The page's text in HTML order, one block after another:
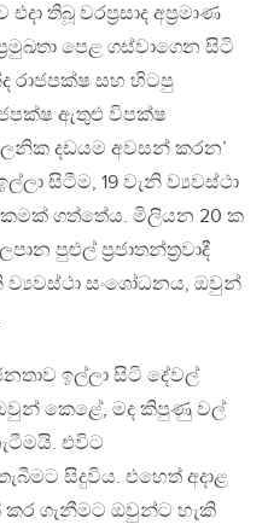
තිබූ වරප‍්‍රසාද අප‍්‍රමාණ
පෙළ ගස්වාගෙන සිටි
රාජපක්ෂ සහ හිටපු
ඇතුළු විපක්ෂ
දඩයම අවසන් කරන’
සිටීම, 19 වැනි ව්‍යවස්ථා
ගත්තේය. මිලියන 20 ක
පුළුල් ප‍්‍රජාතන්ත‍්‍රවාදී
ව්‍යවස්ථා සංශෝධනය, ඔවුන්
ඉල්ලා සිටි දේවල්
කෙළේ, මද කිපුණු වල්
එවිට
සිදුවිය. එහෙත් අදාළ
කර ගැනීමට ඔවුන්ට හැකි